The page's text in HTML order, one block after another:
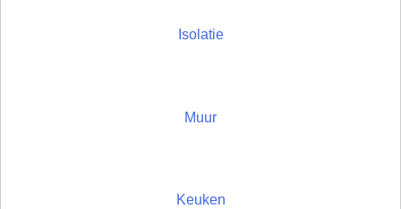
Isolatie
Muur
Keuken